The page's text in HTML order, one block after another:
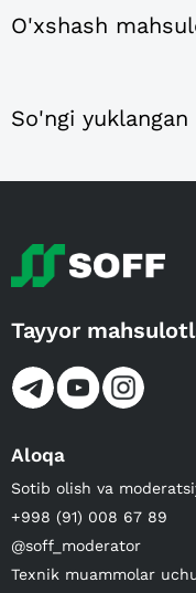
O'xshash
So'ngi
Tayyor
Aloqa
Sotib olish va
+998 (91) 008 67 89
@soff_moderator
Texnik muammolar